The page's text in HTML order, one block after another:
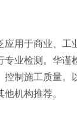
用于商业、工
业检测。华谨
制施工质量。
机构推荐。